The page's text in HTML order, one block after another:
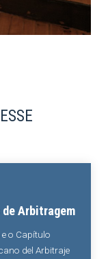
Arbitragem
o Capítulo
del Arbitraje